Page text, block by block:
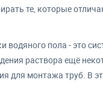
те, которые
пола - это
раствора ещё
для монтажа труб. В